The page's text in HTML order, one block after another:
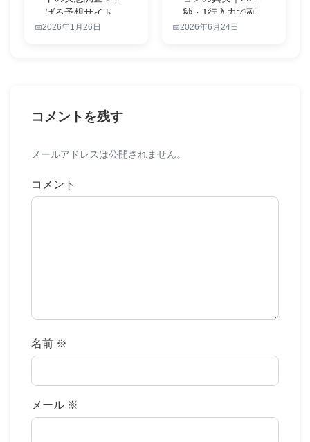
げる予想サイト
か、怪しい点か…
2026年1月26日
秒・1行入力で副
業労働を終…
2026年6月24日
コメントを残す
メールアドレスは公開されません。
コメント
名前 ※
メール ※